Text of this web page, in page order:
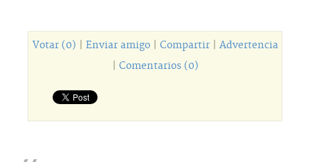
Votar (0) Enviar amigo| Compartir| Advertencia
Comentarios (0)